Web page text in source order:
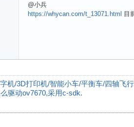
@小兵
https://whycan.com/t_13071.html
目
机/3D打印机/智能小车/平衡车/四轴飞
驱动ov7670,采用c-sdk.